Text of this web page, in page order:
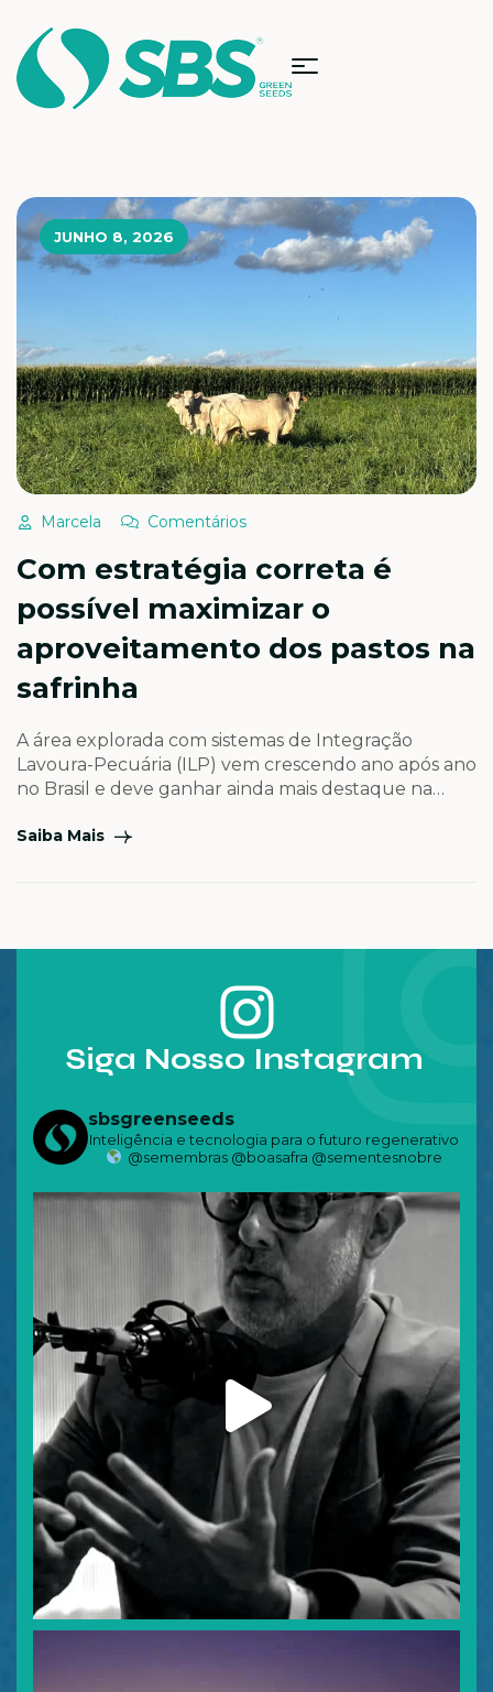
JUNHO 8, 2026
Marcela Comentários
Com estratégia correta é
possível maximizar o
aproveitamento dos pastos na
safrinha
A área explorada com sistemas de Integração
Lavoura-Pecuária (ILP) vem crescendo ano após ano
no Brasil e deve ganhar ainda mais destaque na
cenário de alerta na agricultura, marcado pelo
Saiba Mais
Siga Nosso Instagram
sbsgreenseeds
Inteligência e tecnologia para o futuro regenerativo
@semembras @boasafra @sementesnobre